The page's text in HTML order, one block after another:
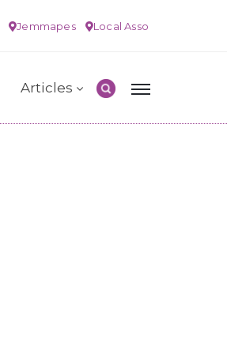
Jemmapes Local Asso
Articles